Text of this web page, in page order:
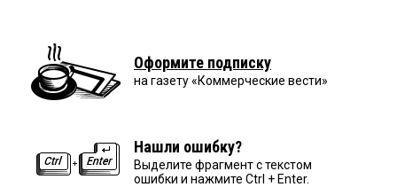
Оформите подписку
на газету «Коммерческие вести»
Нашли ошибку?
Выделите фрагмент с текстом
ошибки и нажмите Ctrl + Enter.